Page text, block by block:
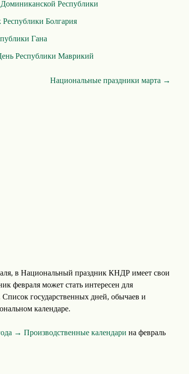
Республики
Болгария
Гана
Республики Маврикий
Национальные праздники марта →
в Национальный праздник КНДР имеет свои
февраля может стать интересен для
государственных дней, обычаев и
календаре.
→ Производственные календари на февраль